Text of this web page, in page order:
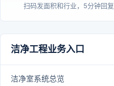
扫码发面积和行业，5分钟回复
洁净工程业务入口
洁净室系统总览